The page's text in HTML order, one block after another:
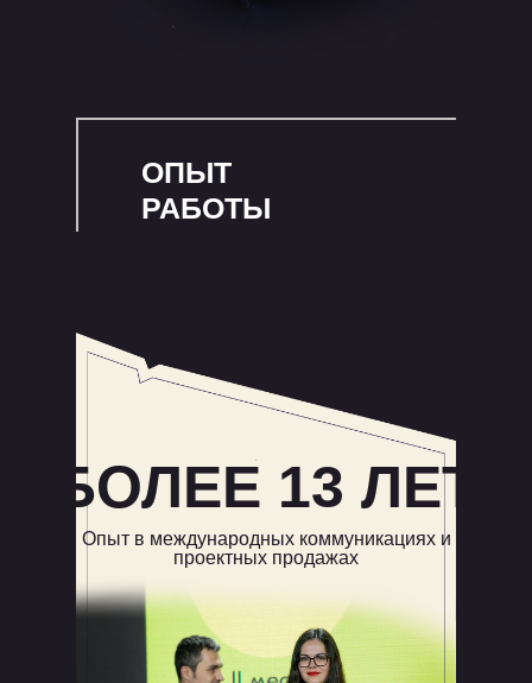
ОПЫТ
РАБОТЫ
БОЛЕЕ 13 ЛЕТ
Опыт в международных коммуникациях и
проектных продажах